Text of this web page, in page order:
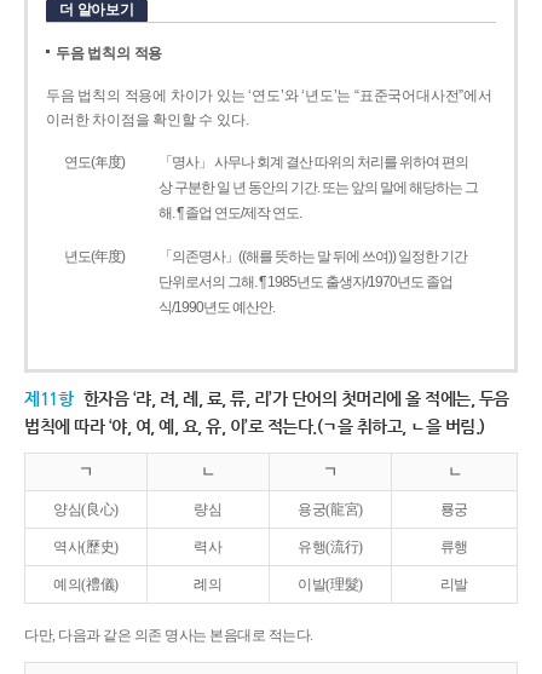
더 알아보기
두음 법칙의 적용
두음 법칙의 적용에 차이가 있는 ‘연도’와 ‘년도’는 “표준국어대사전”에서
이러한 차이점을 확인할 수 있다.
연도(年度)
「명사」 사무나 회계 결산 따위의 처리를 위하여 편의
상 구분한 일 년 동안의 기간. 또는 앞의 말에 해당하는 그
해. ¶ 졸업 연도/제작 연도.
년도(年度)
「의존명사」((해를 뜻하는 말 뒤에 쓰여)) 일정한 기간
단위로서의 그해. ¶ 1985년도 출생자/1970년도 졸업
식/1990년도 예산안.
제11항 한자음 ‘랴, 려, 례, 료, 류, 리’가 단어의 첫머리에 올 적에는, 두음
법칙에 따라 ‘야, 여, 예, 요, 유, 이’로 적는다.(ㄱ을 취하고, ㄴ을 버림.)
ㄱ ㄴ ㄱ ㄴ
양심(良心) 량심 용궁(龍宮) 룡궁
역사(歷史) 력사 유행(流行) 류행
예의(禮儀) 례의 이발(理髮) 리발
다만, 다음과 같은 의존 명사는 본음대로 적는다.